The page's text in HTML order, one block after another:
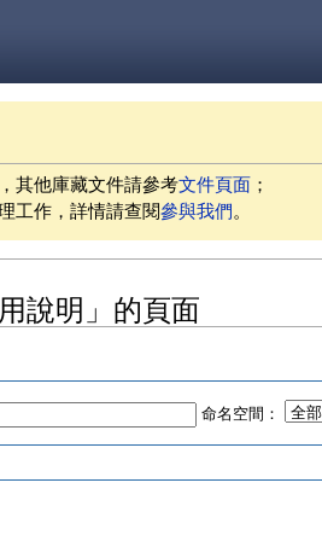
其他庫藏文件請參考文件頁面 ；
工作，詳情請查閱參與我們。
說明」的頁面
命名空間：